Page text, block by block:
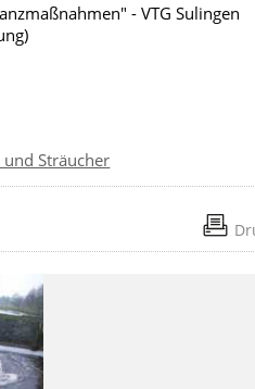
- VTG Sulingen
Sträucher